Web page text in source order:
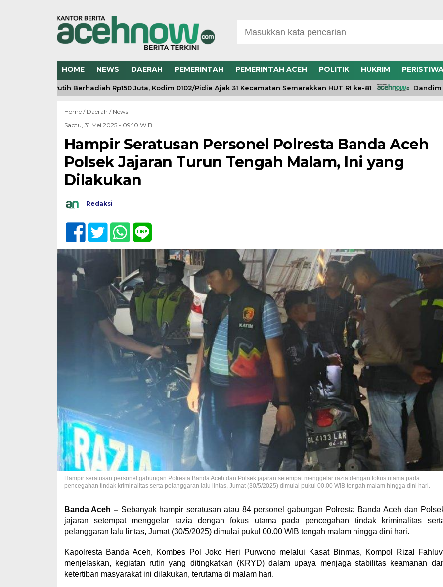
HOME NEWS DAERAH PEMERINTAH PEMERINTAH ACEH POLITIK HUKRIM PERISTIWA
Merah Putih Berhadiah Rp150 Juta, Kodim 0102/Pidie Ajak 31 Kecamatan Semarakkan HUT RI ke-81 Dandim
Home / Daerah / News
Sabtu, 31 Mei 2025 - 09:10 WIB
Hampir Seratusan Personel Polresta Banda Aceh
Polsek Jajaran Turun Tengah Malam, Ini yang
Dilakukan
Redaksi
Hampir seratusan personel gabungan Polresta Banda Aceh dan Polsek jajaran setempat menggelar razia dengan fokus utama pada
pencegahan tindak kriminalitas serta pelanggaran lalu lintas, Jumat (30/5/2025) dimulai pukul 00.00 WIB tengah malam hingga dini hari.
Banda Aceh –Sebanyak hampir seratusan atau 84 personel gabungan Polresta Banda Aceh dan
jajaran setempat menggelar razia dengan fokus utama pada pencegahan tindak kriminalitas
pelanggaran lalu lintas, Jumat (30/5/2025) dimulai pukul 00.00 WIB tengah malam hingga dini hari.
Kapolresta Banda Aceh, Kombes Pol Joko Heri Purwono melalui Kasat Binmas, Kompol Rizal
menjelaskan, kegiatan rutin yang ditingkatkan (KRYD) dalam upaya menjaga stabilitas keamanan
ketertiban masyarakat ini dilakukan, terutama di malam hari.